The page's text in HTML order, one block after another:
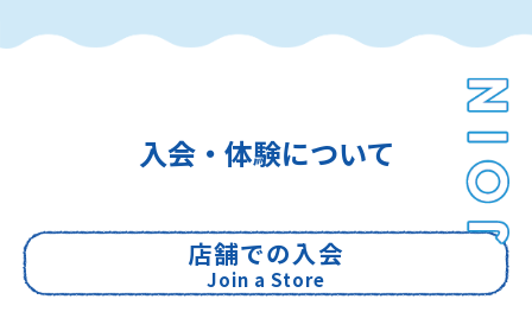
入会・体験について
店舗での入会
Join a Store